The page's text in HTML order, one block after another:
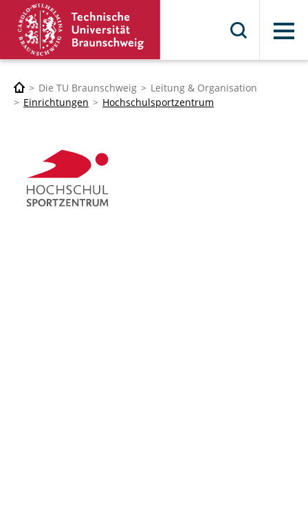
Menü
Die TU Braunschweig
Leitung & Organisation
Einrichtungen
Hochschulsportzentrum